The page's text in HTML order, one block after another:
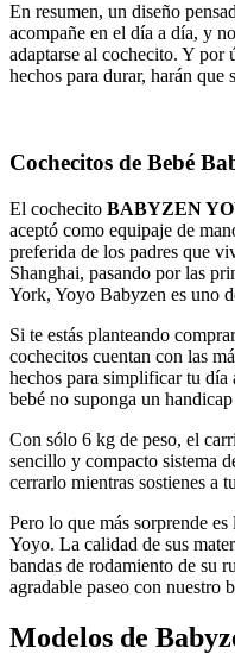
En resumen, un diseño
acompañe en el día a día, y
adaptarse al cochecito. Y por
hechos para durar, harán que
Cochecitos de Bebé
El cochecito BABYZEN
aceptó como equipaje de
preferida de los padres que
Shanghai, pasando por las
York, Yoyo Babyzen es uno
Si te estás planteando
cochecitos cuentan con las
hechos para simplificar tu día
bebé no suponga un
Con sólo 6 kg de peso, el
sencillo y compacto sistema
cerrarlo mientras sostienes a
Pero lo que más sorprende
Yoyo. La calidad de sus
bandas de rodamiento de su
agradable paseo con nuestro
Modelos de